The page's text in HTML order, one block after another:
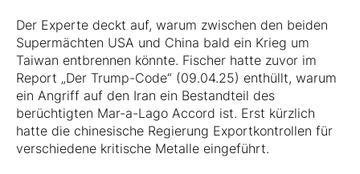
Der Experte deckt auf, warum zwischen den beiden
Supermächten USA und China bald ein Krieg um
Taiwan entbrennen könnte. Fischer hatte zuvor im
Report „Der Trump-Code“ (09.04.25) enthüllt, warum
ein Angriff auf den Iran ein Bestandteil des
berüchtigten Mar-a-Lago Accord ist. Erst kürzlich
hatte die chinesische Regierung Exportkontrollen für
verschiedene kritische Metalle eingeführt.